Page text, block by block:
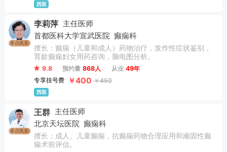
西医
多点执业
李莉萍 主任医师
首都医科大学宣武医院 癫痫科
擅长：癫痫（儿童和成人）药物治疗，发作性症状鉴别，
育龄癫痫妇女用药咨询，脑电图分析。
9.8 预约量 868人 从业 49年
专享挂号费
￥400 ￥450
西医
多点执业
王群 主任医师
北京天坛医院 癫痫科
擅长：成人、儿童癫痫，抗癫痫药物合理应用和顽固性癫
痫术前评估。